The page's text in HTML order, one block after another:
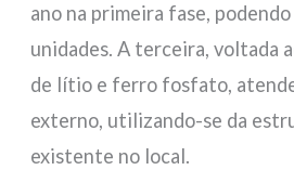
ano na primeira fase,
unidades. A terceira, voltada
de lítio e ferro fosfato,
externo, utilizando-se da
existente no local.